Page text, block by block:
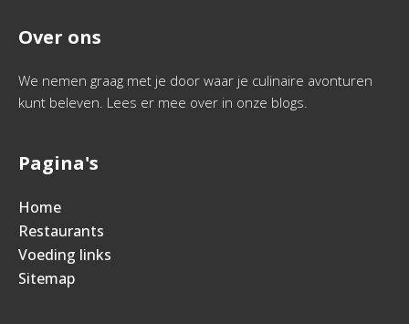
Over ons
We nemen graag met je door waar je culinaire avonturen
kunt beleven. Lees er mee over in onze blogs.
Pagina's
Home
Restaurants
Voeding links
Sitemap